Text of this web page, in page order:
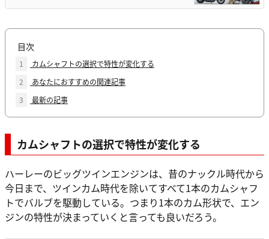
目次
1
カムシャフトの選択で特性が変化する
2
あなたにおすすめの関連記事
3
最新の記事
カムシャフトの選択で特性が変化する
ハーレーのビッグツインエンジンは、昔のナックル時代から
今日まで、ツインカム時代を除いてすべて1本のカムシャフ
トでバルブを駆動している。つまり1本のカム形状で、エン
ジンの特性が決まっていくと言っても良いだろう。